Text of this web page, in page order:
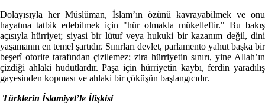
Dolayısıyla her Müslüman, İslam’ın özünü kavrayabilmek ve onu
hayatına tatbik edebilmek için "hür olmakla mükelleftir." Bu bakış
açısıyla hürriyet; siyasi bir lütuf veya hukuki bir kazanım değil, dini
yaşamanın en temel şartıdır. Sınırları devlet, parlamento yahut başka bir
beşerî otorite tarafından çizilemez; zira hürriyetin sınırı, yine Allah’ın
çizdiği ahlaki hudutlardır. Paşa için hürriyetin kaybı, ferdin yaradılış
gayesinden kopması ve ahlaki bir çöküşün başlangıcıdır.
Türklerin İslamiyet’le İlişkisi